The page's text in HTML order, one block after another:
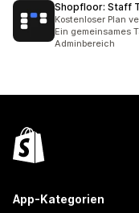
Shopfloor: Staff
Kostenloser Plan
Ein gemeinsames
Adminbereich
App-Kategorien